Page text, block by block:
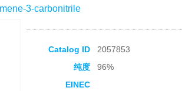
3-carbonitrile
Catalog ID 2057853
纯度
96%
EINEC